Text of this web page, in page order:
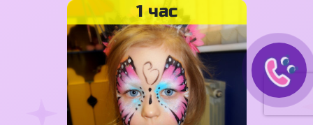
1 час